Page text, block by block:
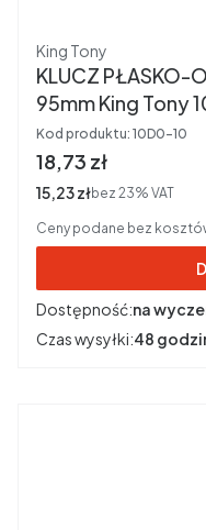
Producent
King Tony
KLUCZ PŁASKO-
95mm King Tony
Kod produktu: 10D0-10
Cena brutto
18,73 zł
Cena netto
15,23 złbez 23% VAT
Ceny podane bez
Dostępność:na
Czas wysyłki:48